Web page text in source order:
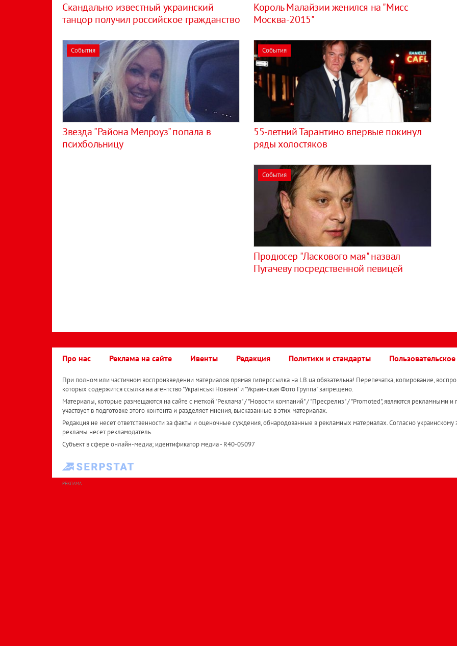
Скандально известный украинский
танцор получил российское гражданство
Король Малайзии женился на "Мисс
Москва-2015"
События
Звезда "Района Мелроуз" попала в
психбольницу
События
55-летний Тарантино впервые покинул
ряды холостяков
События
Продюсер "Ласкового мая" назвал
Пугачеву посредственной певицей
Про нас Реклама на сайте Ивенты Редакция Политики и стандарты
При полном или частичном воспроизведении материалов прямая гиперссылка на LB.ua обязательна! Перепечатка, копирование,
которых содержится ссылка на агентство "Українськi Новини" и "Украинская Фото Группа" запрещено.
Материалы, которые размещаются на сайте с меткой "Реклама" / "Новости компаний" / "Пресрелиз" / "Promoted", являются рекламными и
участвует в подготовке этого контента и разделяет мнения, высказанные в этих материалах.
Редакция не несет ответственности за факты и оценочные суждения, обнародованные в рекламных материалах. Согласно украинскому
рекламы несет рекламодатель.
Субъект в сфере онлайн-медиа; идентификатор медиа - R40-05097
РЕКЛАМА